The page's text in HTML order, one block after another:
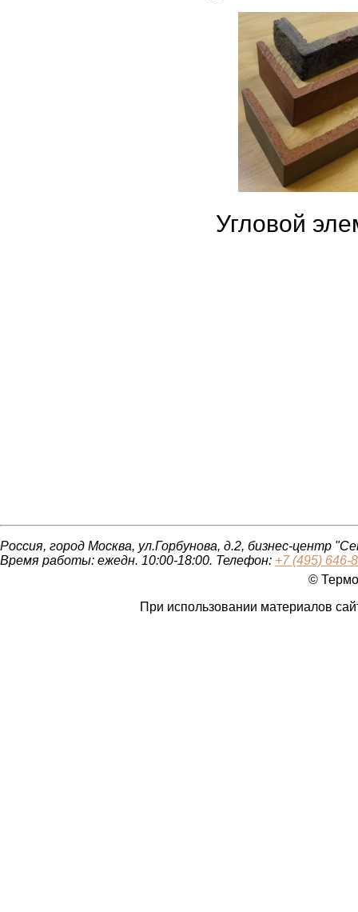
Угловой
фасадов
Россия, город Москва, ул.Горбунова, д.2, бизнес-центр
Время работы: ежедн. 10:00-18:00. Телефон: +7 (495) 646-
©
При использовании материалов